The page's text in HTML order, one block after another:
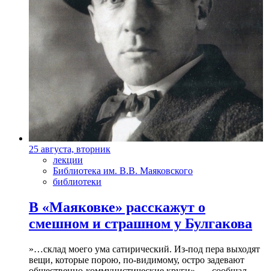
25 августа, вторник
лекции
Библиотека им. В.В. Маяковского
библиотеки
В «Маяковке» расскажут о
смешном и страшном у Булгакова
»…склад моего ума сатирический. Из-под пера выходят
вещи, которые порою, по-видимому, остро задевают